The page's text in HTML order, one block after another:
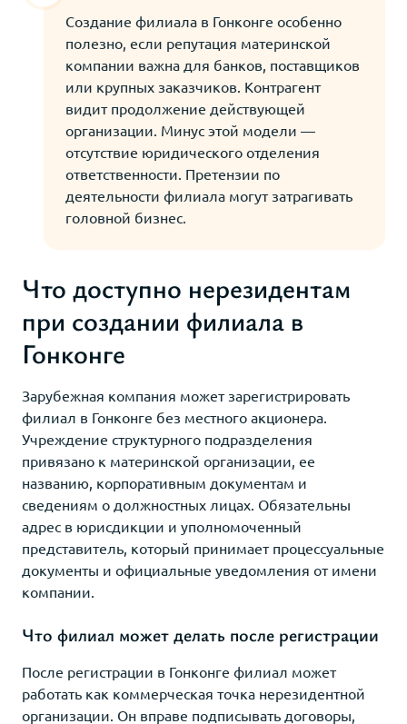
Создание филиала в Гонконге особенно
полезно, если репутация материнской
компании важна для банков, поставщиков
или крупных заказчиков. Контрагент
видит продолжение действующей
организации. Минус этой модели —
отсутствие юридического отделения
ответственности. Претензии по
деятельности филиала могут затрагивать
головной бизнес.
Что доступно нерезидентам
при создании филиала в
Гонконге
Зарубежная компания может зарегистрировать
филиал в Гонконге без местного акционера.
Учреждение структурного подразделения
привязано к материнской организации, ее
названию, корпоративным документам и
сведениям о должностных лицах. Обязательны
адрес в юрисдикции и уполномоченный
представитель, который принимает процессуальные
документы и официальные уведомления от имени
компании.
Что филиал может делать после регистрации
После регистрации в Гонконге филиал может
работать как коммерческая точка нерезидентной
организации. Он вправе подписывать договоры,